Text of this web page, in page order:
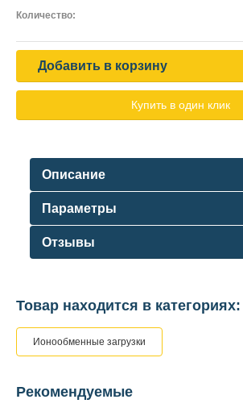
Количество:
Добавить в корзину
Купить в один клик
Описание
Параметры
Отзывы
Товар находится в категориях:
Ионообменные загрузки
Рекомендуемые